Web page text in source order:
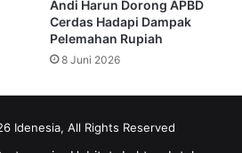
dengan lurah dan camat
yang bisa di gunakan untuk
ujarnya.
pada minggu ini PDAM akan
dan membangun booster
Andi Harun Dorong APBD
Cerdas Hadapi Dampak
Pelemahan Rupiah
8 Juni 2026
Idenesia, All Rights Reserved